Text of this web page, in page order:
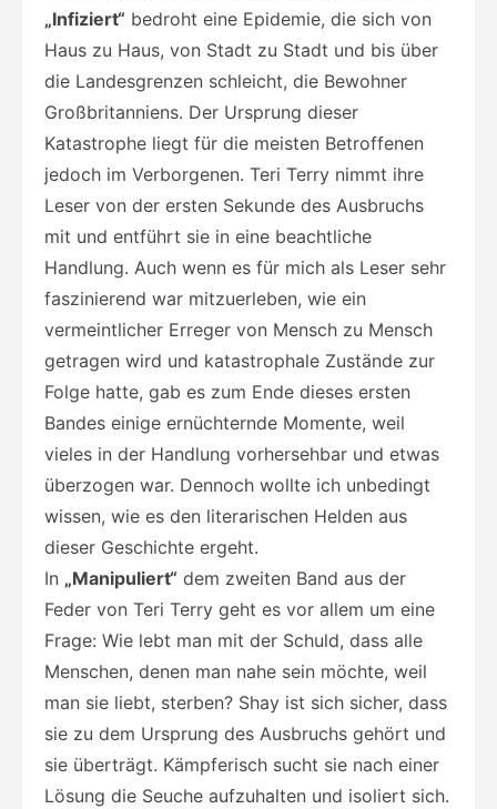
„Infiziert“ bedroht eine Epidemie, die sich von
Haus zu Haus, von Stadt zu Stadt und bis über
die Landesgrenzen schleicht, die Bewohner
Großbritanniens. Der Ursprung dieser
Katastrophe liegt für die meisten Betroffenen
jedoch im Verborgenen. Teri Terry nimmt ihre
Leser von der ersten Sekunde des Ausbruchs
mit und entführt sie in eine beachtliche
Handlung. Auch wenn es für mich als Leser sehr
faszinierend war mitzuerleben, wie ein
vermeintlicher Erreger von Mensch zu Mensch
getragen wird und katastrophale Zustände zur
Folge hatte, gab es zum Ende dieses ersten
Bandes einige ernüchternde Momente, weil
vieles in der Handlung vorhersehbar und etwas
überzogen war. Dennoch wollte ich unbedingt
wissen, wie es den literarischen Helden aus
dieser Geschichte ergeht.
In „Manipuliert“ dem zweiten Band aus der
Feder von Teri Terry geht es vor allem um eine
Frage: Wie lebt man mit der Schuld, dass alle
Menschen, denen man nahe sein möchte, weil
man sie liebt, sterben? Shay ist sich sicher, dass
sie zu dem Ursprung des Ausbruchs gehört und
sie überträgt. Kämpferisch sucht sie nach einer
Lösung die Seuche aufzuhalten und isoliert sich.